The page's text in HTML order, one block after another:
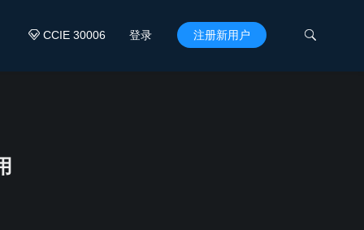
CCIE 30006 登录 注册新用户 